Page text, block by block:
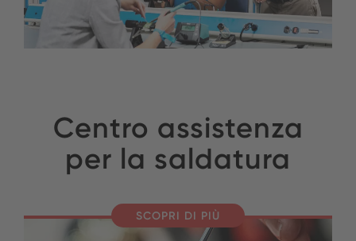
Centro assistenza
per la saldatura
SCOPRI DI PIÙ